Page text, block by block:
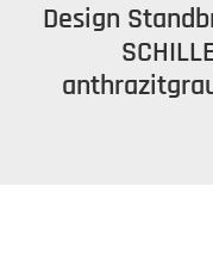
Design